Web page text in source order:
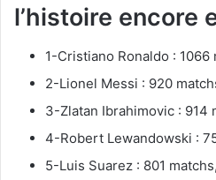
l’histoire encore
1-Cristiano Ronaldo : 1066
2-Lionel Messi : 920
3-Zlatan Ibrahimovic : 914
4-Robert Lewandowski :
5-Luis Suarez : 801